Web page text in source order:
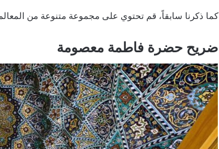
كما ذكرنا سابقاً، قم تحتوي على مجموعة متنوعة من المعالم
ضريح حضرة فاطمة معصومة